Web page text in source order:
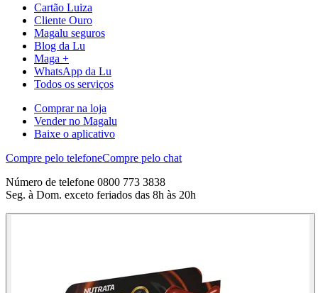
Cartão Luiza
Cliente Ouro
Magalu seguros
Blog da Lu
Maga +
WhatsApp da Lu
Todos os serviços
Comprar na loja
Vender no Magalu
Baixe o aplicativo
Compre pelo telefoneCompre pelo chat
Número de telefone 0800 773 3838
Seg. à Dom. exceto feriados das 8h às 20h